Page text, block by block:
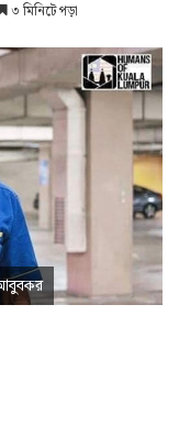
৩ মিনিটে পড়া